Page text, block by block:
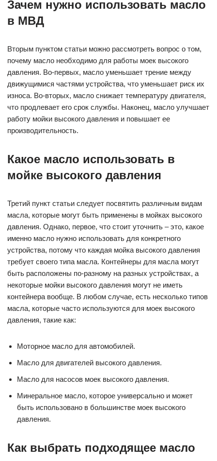
Зачем нужно использовать масло
в МВД
Вторым пунктом статьи можно рассмотреть вопрос о том,
почему масло необходимо для работы моек высокого
давления. Во-первых, масло уменьшает трение между
движущимися частями устройства, что уменьшает риск их
износа. Во-вторых, масло снижает температуру двигателя,
что продлевает его срок службы. Наконец, масло улучшает
работу мойки высокого давления и повышает ее
производительность.
Какое масло использовать в
мойке высокого давления
Третий пункт статьи следует посвятить различным видам
масла, которые могут быть применены в мойках высокого
давления. Однако, первое, что стоит уточнить – это, какое
именно масло нужно использовать для конкретного
устройства, потому что каждая мойка высокого давления
требует своего типа масла. Контейнеры для масла могут
быть расположены по-разному на разных устройствах, а
некоторые мойки высокого давления могут не иметь
контейнера вообще. В любом случае, есть несколько типов
масла, которые часто используются для моек высокого
давления, такие как:
Моторное масло для автомобилей.
Масло для двигателей высокого давления.
Масло для насосов моек высокого давления.
Минеральное масло, которое универсально и может
быть использовано в большинстве моек высокого
давления.
Как выбрать подходящее масло